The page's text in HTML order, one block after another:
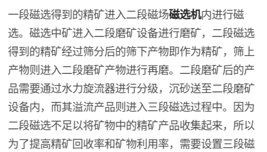
一段磁选得到的精矿进入二段磁场磁选机内进行磁
选。磁选中矿进入二段磨矿设备进行磨矿，二段磁选
得到的精矿经过筛分后的筛下产物即作为精矿，筛上
产物则进入二段磨矿产物进行再磨。二段磨矿后的产
品需要通过水力旋流器进行分级，沉砂送至二段磨矿
设备内，而其溢流产品则进入三段磁选过程中。因为
二段磁选不足以将矿物中的精矿产品收集起来，所以
为了提高精矿回收率和矿物利用率，需要设置三段磁